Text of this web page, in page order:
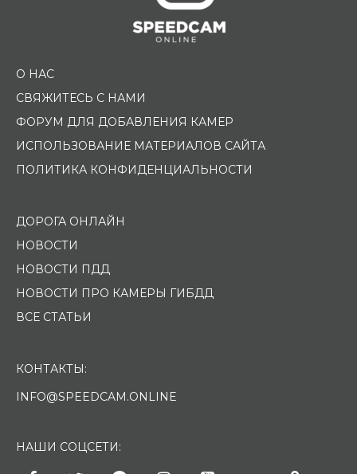
О НАС
СВЯЖИТЕСЬ С НАМИ
ФОРУМ ДЛЯ ДОБАВЛЕНИЯ КАМЕР
ИСПОЛЬЗОВАНИЕ МАТЕРИАЛОВ САЙТА
ПОЛИТИКА КОНФИДЕНЦИАЛЬНОСТИ
ДОРОГА ОНЛАЙН
НОВОСТИ
НОВОСТИ ПДД
НОВОСТИ ПРО КАМЕРЫ ГИБДД
ВСЕ СТАТЬИ
КОНТАКТЫ:
INFO@SPEEDCAM.ONLINE
НАШИ СОЦСЕТИ: